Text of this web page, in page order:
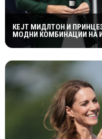
КЕЈТ МИДЛТОН И
МОДНИ КОМБИНАЦИИ НА
КРАЛСКОТО СЕМЕЈСТВО